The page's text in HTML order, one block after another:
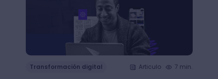
Transformación digital Articulo 7 min.